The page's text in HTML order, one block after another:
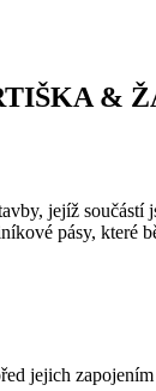
&
jejíž součástí
pásy, které
jejich